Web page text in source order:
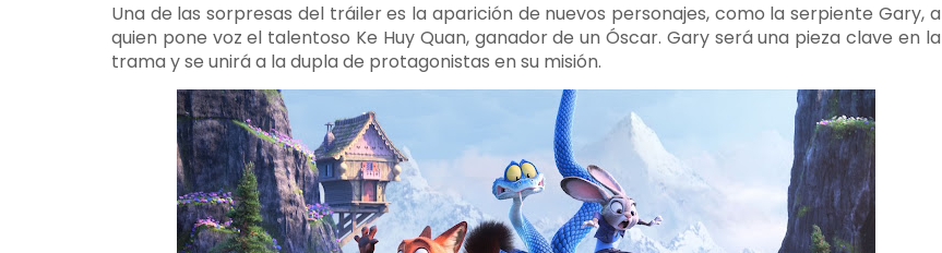
Una de las sorpresas del tráiler es la aparición de nuevos personajes, como la serpiente Gary, a
quien pone voz el talentoso Ke Huy Quan, ganador de un Óscar. Gary será una pieza clave en la
trama y se unirá a la dupla de protagonistas en su misión.